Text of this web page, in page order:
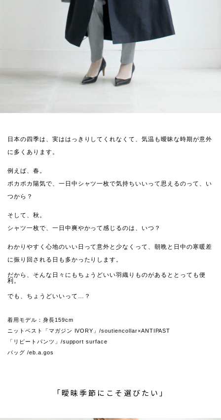
日本の四季は、実ははっきりしてくれなくて、気温も曖昧な時期が意外
に多くあります。
例えば、春。
ポカポカ陽気で、一日中シャツ一枚で気持ちいいって思えるのって、い
つから？
そして、秋。
シャツ一枚で、一日中爽やかって感じるのは、いつ？
わかりやすく心地のいい日って意外と少なくって、朝晩と日中の寒暖差
に振り回される日も多かったりします。
だから、そんな日々にもちょうどいい羽織りものがあるととっても便
利。
でも、ちょうどいいって…？
着用モデル：身長159cm
ニットベスト「マガジン IVORY」/soutiencollar×ANTIPAST
「リピートパンツ」/support surface
バッグ /eb.a.gos
「曖昧季節にこそ選びたい」